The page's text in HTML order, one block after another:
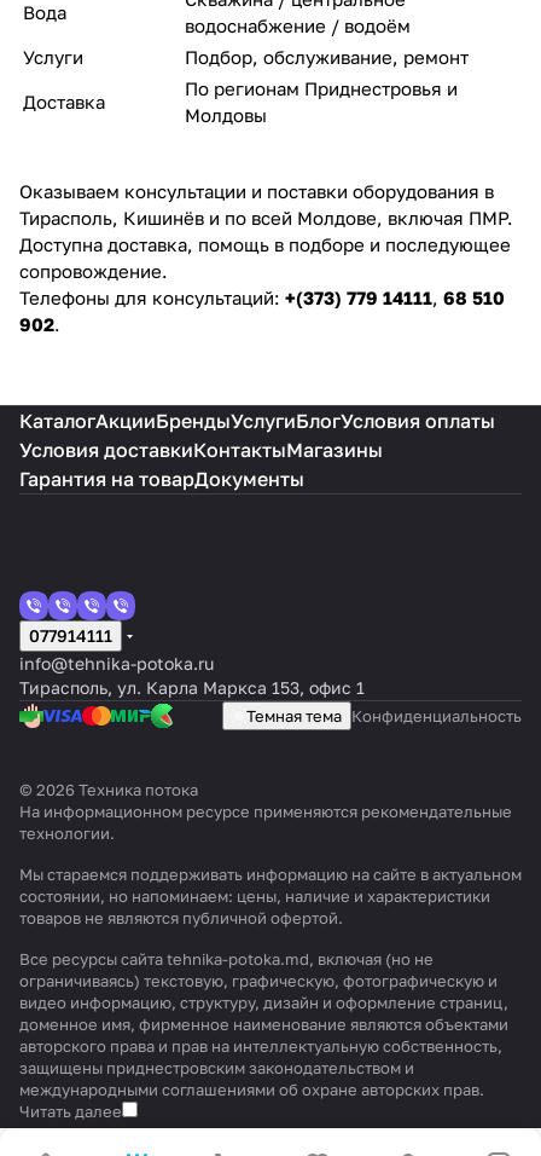
Вода
водоснабжение / водоём
Услуги
Подбор, обслуживание, ремонт
Доставка
По регионам Приднестровья и
Молдовы
Оказываем консультации и поставки оборудования в
Тирасполь, Кишинёв и по всей Молдове, включая ПМР.
Доступна доставка, помощь в подборе и последующее
сопровождение.
Телефоны для консультаций: +(373) 779 14111, 68 510
902.
КаталогАкцииБрендыУслугиБлогУсловия оплаты
Условия доставкиКонтактыМагазины
Гарантия на товарДокументы
077914111
info@tehnika-potoka.ru
Тирасполь, ул. Карла Маркса 153, офис 1
Темная тема Конфиденциальность
© 2026 Техника потока
На информационном ресурсе применяются рекомендательные
технологии.
Мы стараемся поддерживать информацию на сайте в актуальном
состоянии, но напоминаем: цены, наличие и характеристики
товаров не являются публичной офертой.
Все ресурсы сайта tehnika-potoka.md, включая (но не
ограничиваясь) текстовую, графическую, фотографическую и
видео информацию, структуру, дизайн и оформление страниц,
доменное имя, фирменное наименование являются объектами
авторского права и прав на интеллектуальную собственность,
защищены приднестровским законодательством и
международными соглашениями об охране авторских прав.
Читать далее